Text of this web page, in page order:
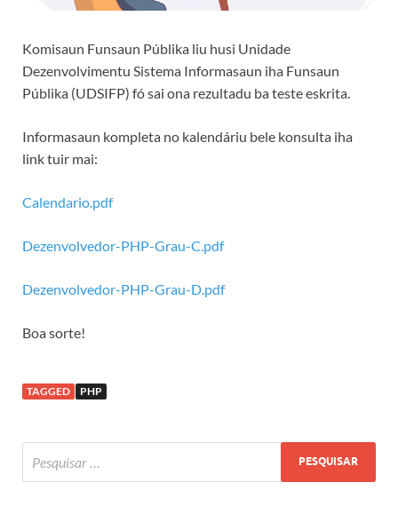
Komisaun Funsaun Públika liu husi Unidade
Dezenvolvimentu Sistema Informasaun iha Funsaun
Públika (UDSIFP) fó sai ona rezultadu ba teste eskrita.
Informasaun kompleta no kalendáriu bele konsulta iha
link tuir mai:
Calendario.pdf
Dezenvolvedor-PHP-Grau-C.pdf
Dezenvolvedor-PHP-Grau-D.pdf
Boa sorte!
TAGGED PHP